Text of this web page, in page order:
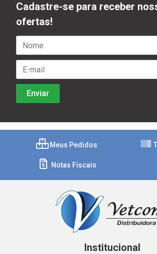
Cadastre-se para receber
ofertas!
Meus Pedidos
Notas Fiscais
Institucional